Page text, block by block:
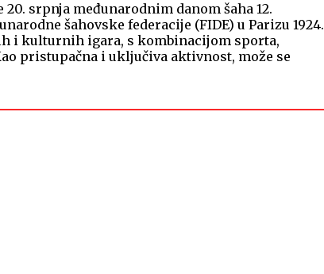
srpnja međunarodnim danom šaha 12.
šahovske federacije (FIDE) u Parizu 1924.
i kulturnih igara, s kombinacijom sporta,
pristupačna i uključiva aktivnost, može se